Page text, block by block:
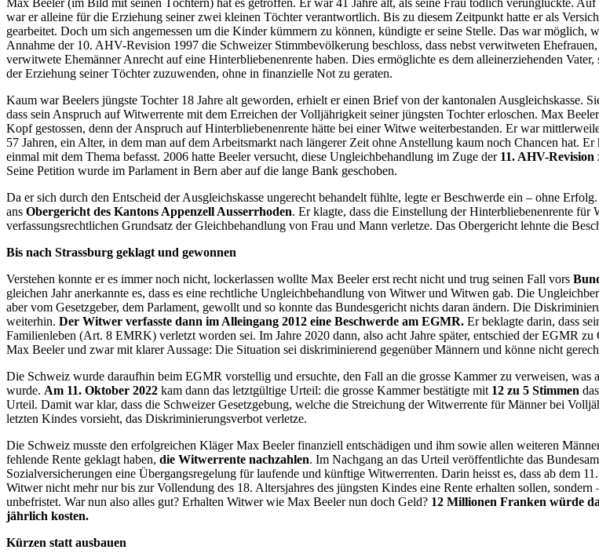
war er alleine für die Erziehung seiner zwei kleinen Töchter verantwortlich. Bis zu diesem Zeitpunkt hatte er als
gearbeitet. Doch um sich angemessen um die Kinder kümmern zu können, kündigte er seine Stelle. Das war möglich,
Annahme der 10. AHV-Revision 1997 die Schweizer Stimmbevölkerung beschloss, dass nebst verwitweten Ehefrauen,
verwitwete Ehemänner Anrecht auf eine Hinterbliebenenrente haben. Dies ermöglichte es dem alleinerziehenden
der Erziehung seiner Töchter zuzuwenden, ohne in finanzielle Not zu geraten.
Kaum war Beelers jüngste Tochter 18 Jahre alt geworden, erhielt er einen Brief von der kantonalen Ausgleichskasse.
dass sein Anspruch auf Witwerrente mit dem Erreichen der Volljährigkeit seiner jüngsten Tochter erloschen. Max
Kopf gestossen, denn der Anspruch auf Hinterbliebenenrente hätte bei einer Witwe weiterbestanden. Er war
57 Jahren, ein Alter, in dem man auf dem Arbeitsmarkt nach längerer Zeit ohne Anstellung kaum noch Chancen hat. Er
einmal mit dem Thema befasst. 2006 hatte Beeler versucht, diese Ungleichbehandlung im Zuge der 11. AHV-Revision
Seine Petition wurde im Parlament in Bern aber auf die lange Bank geschoben.
Da er sich durch den Entscheid der Ausgleichskasse ungerecht behandelt fühlte, legte er Beschwerde ein – ohne
ans Obergericht des Kantons Appenzell Ausserrhoden. Er klagte, dass die Einstellung der Hinterbliebenenrente für
verfassungsrechtlichen Grundsatz der Gleichbehandlung von Frau und Mann verletze. Das Obergericht lehnte die
Bis nach Strassburg geklagt und gewonnen
Verstehen konnte er es immer noch nicht, lockerlassen wollte Max Beeler erst recht nicht und trug seinen Fall vors
gleichen Jahr anerkannte es, dass es eine rechtliche Ungleichbehandlung von Witwer und Witwen gab. Die
aber vom Gesetzgeber, dem Parlament, gewollt und so konnte das Bundesgericht nichts daran ändern. Die
weiterhin. Der Witwer verfasste dann im Alleingang 2012 eine Beschwerde am EGMR. Er beklagte darin, dass
Familienleben (Art. 8 EMRK) verletzt worden sei. Im Jahre 2020 dann, also acht Jahre später, entschied der EGMR zu
Max Beeler und zwar mit klarer Aussage: Die Situation sei diskriminierend gegenüber Männern und könne nicht
Die Schweiz wurde daraufhin beim EGMR vorstellig und ersuchte, den Fall an die grosse Kammer zu verweisen, was
wurde. Am 11. Oktober 2022 kam dann das letztgültige Urteil: die grosse Kammer bestätigte mit 12 zu 5 Stimmen
Urteil. Damit war klar, dass die Schweizer Gesetzgebung, welche die Streichung der Witwerrente für Männer bei
letzten Kindes vorsieht, das Diskriminierungsverbot verletze.
Die Schweiz musste den erfolgreichen Kläger Max Beeler finanziell entschädigen und ihm sowie allen weiteren
fehlende Rente geklagt haben, die Witwerrente nachzahlen. Im Nachgang an das Urteil veröffentlichte das
Sozialversicherungen eine Übergangsregelung für laufende und künftige Witwerrenten. Darin heisst es, dass ab dem
Witwer nicht mehr nur bis zur Vollendung des 18. Altersjahres des jüngsten Kindes eine Rente erhalten sollen,
unbefristet. War nun also alles gut? Erhalten Witwer wie Max Beeler nun doch Geld? 12 Millionen Franken würde
jährlich kosten.
Kürzen statt ausbauen